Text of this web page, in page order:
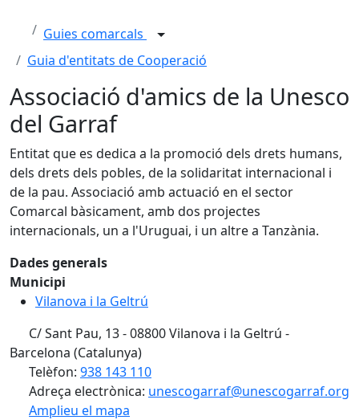
Guies comarcals
Guia d'entitats de Cooperació
Associació d'amics de la Unesco
del Garraf
Entitat que es dedica a la promoció dels drets humans,
dels drets dels pobles, de la solidaritat internacional i
de la pau. Associació amb actuació en el sector
Comarcal bàsicament, amb dos projectes
internacionals, un a l'Uruguai, i un altre a Tanzània.
Dades generals
Municipi
Vilanova i la Geltrú
C/ Sant Pau, 13 - 08800 Vilanova i la Geltrú -
Barcelona (Catalunya)
Telèfon: 938 143 110
Adreça electrònica: unescogarraf@unescogarraf.org
Amplieu el mapa